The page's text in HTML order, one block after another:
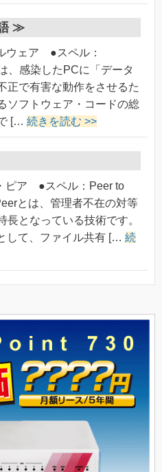
≫
ウェア ●スペル：
、感染したPCに「データ
正で有害な動作をさせるた
ソフトウェア・コードの総
[… 続きを読む >>
ピア ●スペル：Peer to
とは、管理者不在の対等
長となっている技術です。
して、ファイル共有 [… 続